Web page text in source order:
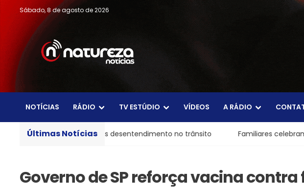
Sábado, 8 de agosto de 2026
NOTÍCIAS RÁDIO TV ESTÚDIO VÍDEOS A RÁDIO
Últimas Notícias
em SP após desentendimento no trânsito Familiares celebram legado de
Governo de SP reforça vacina contra